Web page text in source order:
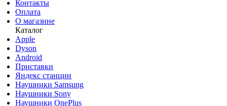
Контакты
Оплата
О магазине
Каталог
Apple
Dyson
Android
Приставки
Яндекс станции
Наушники Samsung
Наушники Sony
Наушники OnePlus